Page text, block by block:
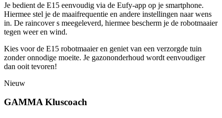
Je bedient de E15 eenvoudig via de Eufy-app op je smartphone.
Hiermee stel je de maaifrequentie en andere instellingen naar wens
in. De raincover s meegeleverd, hiermee bescherm je de robotmaaier
tegen weer en wind.
Kies voor de E15 robotmaaier en geniet van een verzorgde tuin
zonder onnodige moeite. Je gazononderhoud wordt eenvoudiger
dan ooit tevoren!
Nieuw
GAMMA Kluscoach